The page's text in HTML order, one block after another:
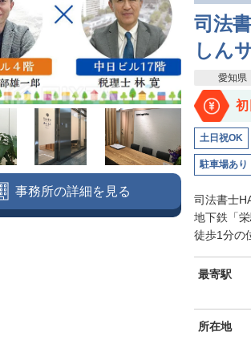
司法
しん
愛知県
土日祝OK
駐車場あり
司法書士
地下鉄「
徒歩1分の
最寄駅
所在地
事務所の詳細を見る